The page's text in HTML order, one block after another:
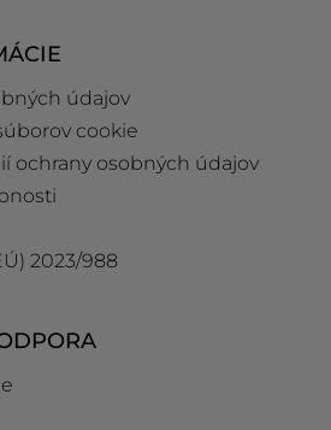
údajov
cookie
ochrany osobných údajov
2023/988